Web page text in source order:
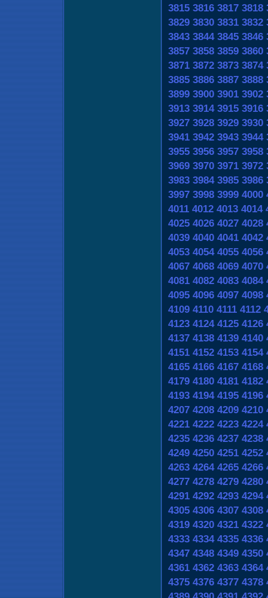
3815 3816 3817 3818
3829 3830 3831 3832
3843 3844 3845 3846
3857 3858 3859 3860
3871 3872 3873 3874
3885 3886 3887 3888
3899 3900 3901 3902
3913 3914 3915 3916
3927 3928 3929 3930
3941 3942 3943 3944
3955 3956 3957 3958
3969 3970 3971 3972
3983 3984 3985 3986
3997 3998 3999 4000
4011 4012 4013 4014
4025 4026 4027 4028
4039 4040 4041 4042
4053 4054 4055 4056
4067 4068 4069 4070
4081 4082 4083 4084
4095 4096 4097 4098
4109 4110 4111 4112
4123 4124 4125 4126
4137 4138 4139 4140
4151 4152 4153 4154
4165 4166 4167 4168
4179 4180 4181 4182
4193 4194 4195 4196
4207 4208 4209 4210
4221 4222 4223 4224
4235 4236 4237 4238
4249 4250 4251 4252
4263 4264 4265 4266
4277 4278 4279 4280
4291 4292 4293 4294
4305 4306 4307 4308
4319 4320 4321 4322
4333 4334 4335 4336
4347 4348 4349 4350
4361 4362 4363 4364
4375 4376 4377 4378